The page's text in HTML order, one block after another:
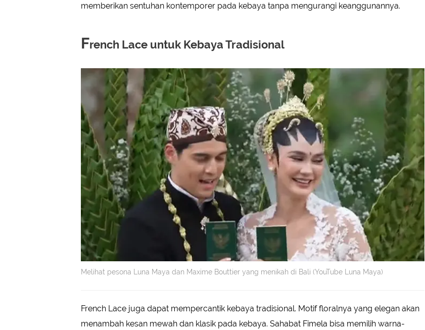
memberikan sentuhan kontemporer pada kebaya tanpa mengurangi keanggunannya.
French Lace untuk Kebaya Tradisional
Melihat pesona Luna Maya dan Maxime Bouttier yang menikah di Bali (YouTube Luna Maya)
French Lace juga dapat mempercantik kebaya tradisional. Motif floralnya yang elegan akan
menambah kesan mewah dan klasik pada kebaya. Sahabat Fimela bisa memilih warna-